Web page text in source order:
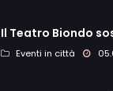
Il Teatro Biondo
Eventi in città